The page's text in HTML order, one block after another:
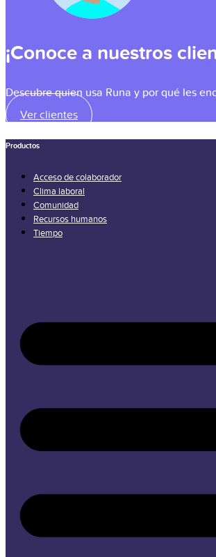
¡Conoce a nuestros
Descubre quien usa Runa y por qué les
Ver clientes
Productos
Acceso de colaborador
Clima laboral
Comunidad
Recursos humanos
Tiempo